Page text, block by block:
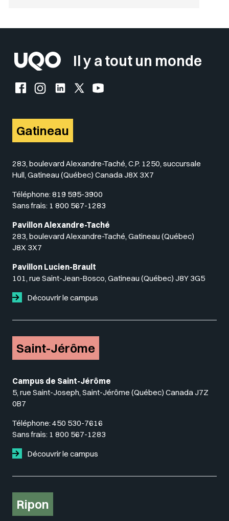
Il y a tout un monde
Facebook de l'UQO
Instagram de l'UQO
LinkedIn de l'UQO
X (Twitter) de l'UQO
YouTube de l'UQO
Gatineau
283, boulevard Alexandre-Taché, C.P. 1250, succursale
Hull, Gatineau (Québec) Canada J8X 3X7
Téléphone: 819 595-3900
Sans frais: 1 800 567-1283
Pavillon Alexandre-Taché
283, boulevard Alexandre-Taché, Gatineau (Québec)
J8X 3X7
Pavillon Lucien-Brault
101, rue Saint-Jean-Bosco, Gatineau (Québec) J8Y 3G5
Découvrir le campus
Saint-Jérôme
Campus de Saint-Jérôme
5, rue Saint-Joseph, Saint-Jérôme (Québec) Canada J7Z
0B7
Téléphone: 450 530-7616
Sans frais: 1 800 567-1283
Découvrir le campus
Ripon